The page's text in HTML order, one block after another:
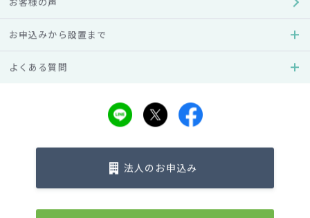
Q
Q お水だけの購入はできますか？
お水の注文ノルマはありますか？
お申込みから設置まで
よくある質問
法人のお申込み